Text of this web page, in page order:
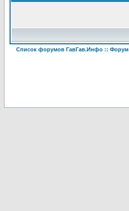
Список форумов ГавГав.Инфо :: Форум